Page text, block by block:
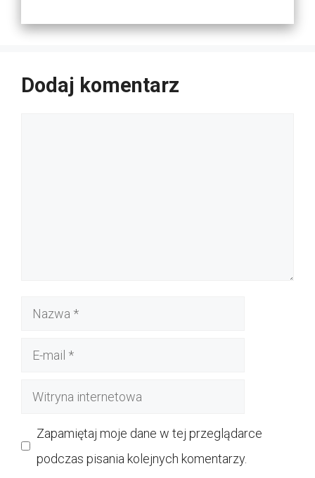
Dodaj komentarz
Nazwa
Witryna
Zapamiętaj moje dane w tej przeglądarce
podczas pisania kolejnych komentarzy.